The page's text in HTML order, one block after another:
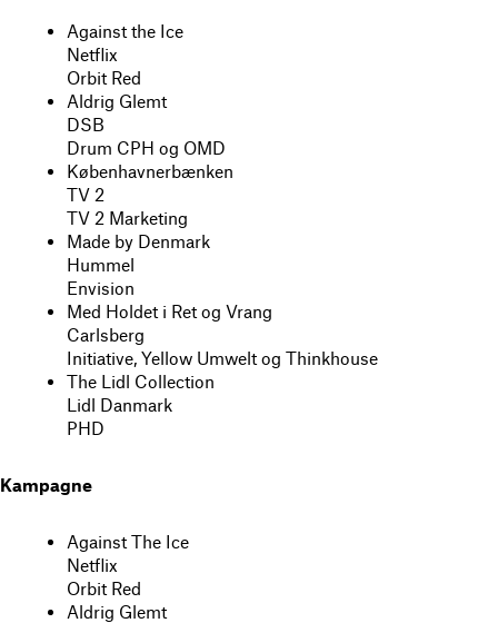
Against the Ice
Netflix
Orbit Red
Aldrig Glemt
DSB
Drum CPH og OMD
Københavnerbænken
TV 2
TV 2 Marketing
Made by Denmark
Hummel
Envision
Med Holdet i Ret og Vrang
Carlsberg
Initiative, Yellow Umwelt og Thinkhouse
The Lidl Collection
Lidl Danmark
PHD
Kampagne
Against The Ice
Netflix
Orbit Red
Aldrig Glemt